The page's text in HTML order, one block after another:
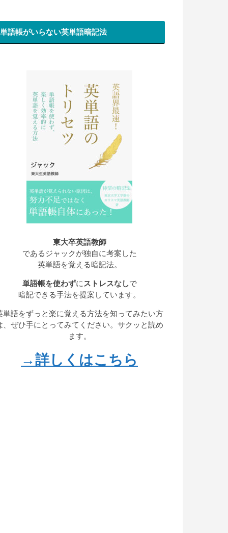
単語帳がいらない英単語暗記法
東大卒英語教師
であるジャックが独自に考案した
英単語を覚える暗記法。
単語帳を使わずに ストレスなしで
暗記できる手法を提案しています。
単語をずっと楽に覚える方法を知ってみたい方
、ぜひ手にとってみてください。サクッと読め
ます。
→詳しくはこちら